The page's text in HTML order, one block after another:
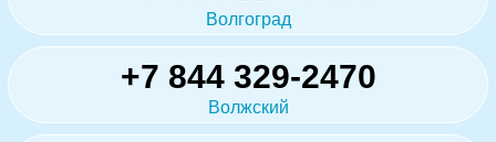
Волгоград
+7 844 329-2470
Волжский